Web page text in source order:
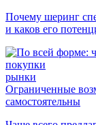
Почему шеринг
и каков его
рынки
Ограниченные
самостоятельны